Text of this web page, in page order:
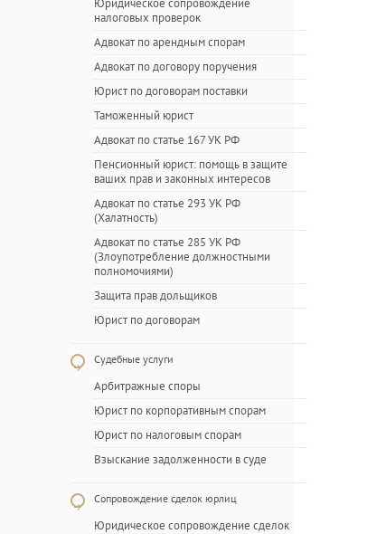
налоговых проверок
Адвокат по арендным спорам
Адвокат по договору поручения
Юрист по договорам поставки
Таможенный юрист
Адвокат по статье 167 УК РФ
Пенсионный юрист: помощь в защите
ваших прав и законных интересов
Адвокат по статье 293 УК РФ
(Халатность)
Адвокат по статье 285 УК РФ
(Злоупотребление должностными
полномочиями)
Защита прав дольщиков
Юрист по договорам
Судебные услуги
Арбитражные споры
Юрист по корпоративным спорам
Юрист по налоговым спорам
Взыскание задолженности в суде
Сопровождение сделок юрлиц
Юридическое сопровождение сделок